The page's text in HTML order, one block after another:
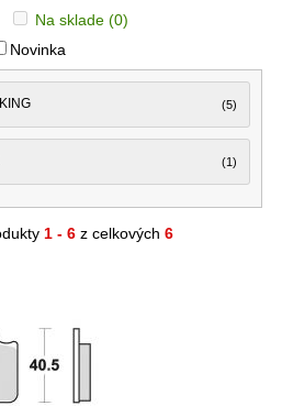
Na sklade (0)
Novinka
(5)
(1)
1 - 6 z celkových 6